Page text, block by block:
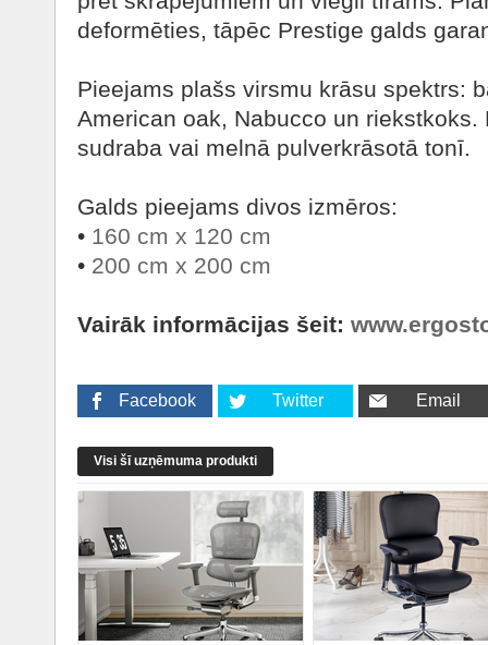
deformēties, tāpēc Prestige galds
Pieejams plašs virsmu krāsu spektrs:
American oak, Nabucco un
sudraba vai melnā pulverkrāsotā tonī.
Galds pieejams divos izmēros:
• 160 cm x 120 cm
• 200 cm x 200 cm
Vairāk informācijas šeit:
Facebook Twitter Email
Visi šī uzņēmuma produkti